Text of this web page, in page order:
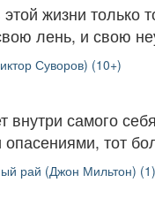
жизни только
лень, и свою
Суворов) (10+)
внутри самого
тот
рай (Джон Мильтон) (1)